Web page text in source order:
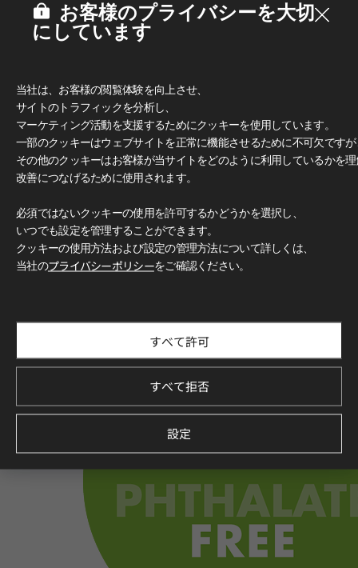
お客様のプライバシーを大切
にしています
当社は、お客様の閲覧体験を向上させ、
サイトのトラフィックを分析し、
マーケティング活動を支援するためにクッキーを使用しています。
一部のクッキーはウェブサイトを正常に機能させるために不可欠です
その他のクッキーはお客様が当サイトをどのように利用しているかを
改善につなげるために使用されます。
必須ではないクッキーの使用を許可するかどうかを選択し、
いつでも設定を管理することができます。
クッキーの使用方法および設定の管理方法について詳しくは、
当社のプライバシーポリシーをご確認ください。
すべて許可
すべて拒否
設定